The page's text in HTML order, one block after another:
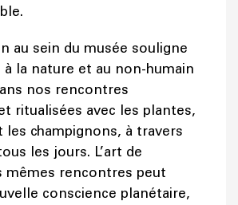
au sein du musée souligne
la nature et au non-humain
nos rencontres
ritualisées avec les plantes,
les champignons, à travers
les jours. L’art de
mêmes rencontres peut
conscience planétaire,